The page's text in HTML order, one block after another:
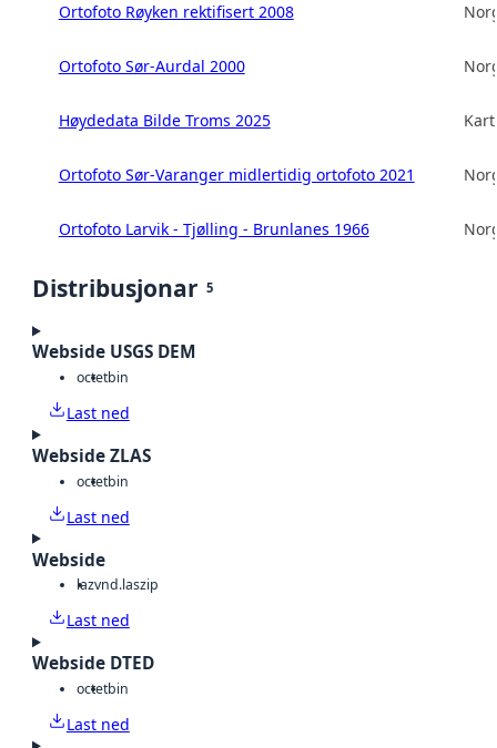
Ortofoto Røyken rektifisert 2008
Ortofoto Sør-Aurdal 2000
Høydedata Bilde Troms 2025
Ortofoto Sør-Varanger midlertidig ortofoto 2021
Ortofoto Larvik - Tjølling - Brunlanes 1966
Distribusjonar 5
Webside USGS DEM
octetbin
Last ned
Webside ZLAS
octetbin
Last ned
Webside
lazvnd.laszip
Last ned
Webside DTED
octetbin
Last ned